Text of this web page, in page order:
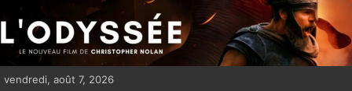
i
p
vendredi, août 7, 2026